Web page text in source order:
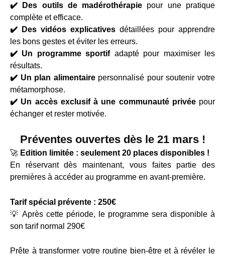
✔️ Des outils de madérothérapie pour une pratique
complète et efficace.
✔️
Des vidéos explicatives détaillées pour apprendre
les bons gestes et éviter les erreurs.
✔️ Un programme sportifadapté pour maximiser les
résultats.
✔️ Un plan alimentairepersonnalisé pour soutenir votre
métamorphose.
✔️ Un accès exclusif à une communauté privéepour
échanger et rester motivée.
Préventes ouvertes dès le 21 mars !
🚀 Edition limitée : seulement 20 places disponibles !
En réservant dès maintenant, vous faites partie des
premières à accéder au programme en avant-première.
Tarif spécial prévente : 250€
💡 Après cette période, le programme sera disponible à
son tarif normal 290€
Prête à transformer votre routine bien-être et à révéler le